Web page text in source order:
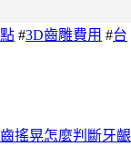
#3D齒雕費用 #台
搖晃怎麼判斷牙齦